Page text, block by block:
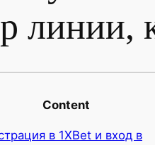
линии,
Content
в 1XBet и вход в